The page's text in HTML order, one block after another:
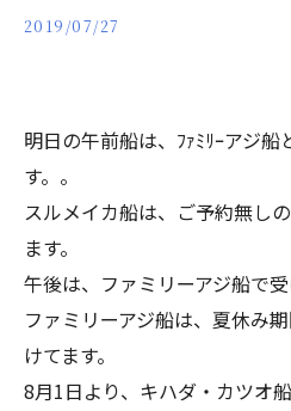
2019/07/27
明日の午前船は、ﾌｧﾐﾘｰアジ
す。。
スルメイカ船は、ご予約無し
ます。
午後は、ファミリーアジ船で受
ファミリーアジ船は、夏休み
けてます。
8月1日より、キハダ・カツオ船